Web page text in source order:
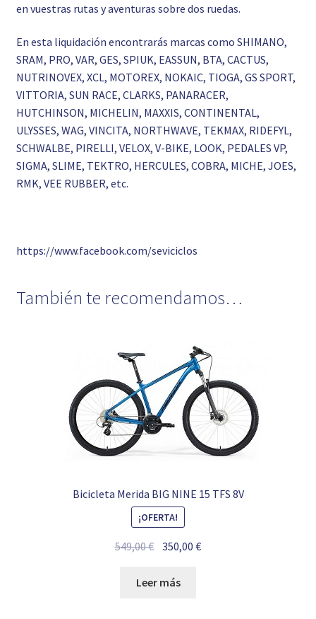
en vuestras rutas y aventuras sobre dos ruedas.
En esta liquidación encontrarás marcas como SHIMANO,
SRAM, PRO, VAR, GES, SPIUK, EASSUN, BTA, CACTUS,
NUTRINOVEX, XCL, MOTOREX, NOKAIC, TIOGA, GS SPORT,
VITTORIA, SUN RACE, CLARKS, PANARACER,
HUTCHINSON, MICHELIN, MAXXIS, CONTINENTAL,
ULYSSES, WAG, VINCITA, NORTHWAVE, TEKMAX, RIDEFYL,
SCHWALBE, PIRELLI, VELOX, V-BIKE, LOOK, PEDALES VP,
SIGMA, SLIME, TEKTRO, HERCULES, COBRA, MICHE, JOES,
RMK, VEE RUBBER, etc.
https://www.facebook.com/seviciclos
También te recomendamos…
Bicicleta Merida BIG NINE 15 TFS 8V
¡OFERTA!
549,00€ El
original
350,00€El
Leer más